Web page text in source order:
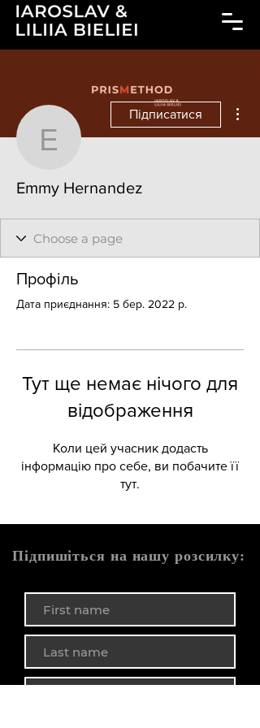
Emmy
Підписатися
Emmy Hernandez
Профіль
Дата приєднання: 5 бер. 2022 р.
Тут ще немає нічого для
відображення
Коли цей учасник додасть
інформацію про себе, ви побачите її
тут.
Підпишіться на нашу розсилку: